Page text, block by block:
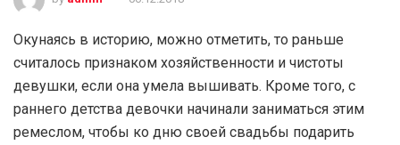
Окунаясь в историю, можно отметить, то раньше
считалось признаком хозяйственности и чистоты
девушки, если она умела вышивать. Кроме того, с
раннего детства девочки начинали заниматься этим
ремеслом, чтобы ко дню своей свадьбы подарить